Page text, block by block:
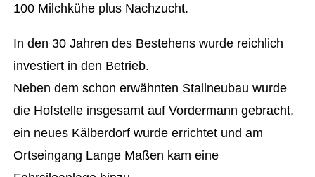
100 Milchkühe plus Nachzucht.
In den 30 Jahren des Bestehens wurde reichlich
investiert in den Betrieb.
Neben dem schon erwähnten Stallneubau wurde
die Hofstelle insgesamt auf Vordermann gebracht,
ein neues Kälberdorf wurde errichtet und am
Ortseingang Lange Maßen kam eine